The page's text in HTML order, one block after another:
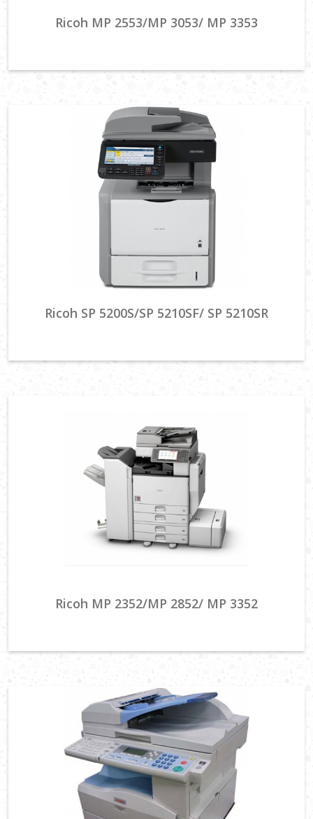
Ricoh MP 2553/MP 3053/ MP 3353
Ricoh SP 5200S/SP 5210SF/ SP 5210SR
Ricoh MP 2352/MP 2852/ MP 3352